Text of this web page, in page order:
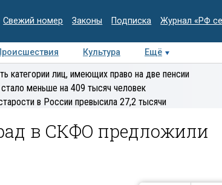
Свежий номер Законы Подписка Журнал «РФ
Культура
Ещё
Интервью Колумнисты
категории лиц, имеющих право на две пенсии
меньше на 409 тысяч человек
в России превысила 27,2 тысячи
в СКФО предложили